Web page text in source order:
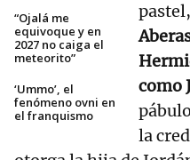
“Ojalá me
equivoque y en
2027 no caiga el
meteorito”
‘Ummo’, el
fenómeno ovni en
el franquismo
pastel,
como
la